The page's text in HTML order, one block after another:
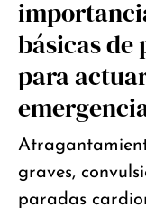
básicas
para
graves,
paradas